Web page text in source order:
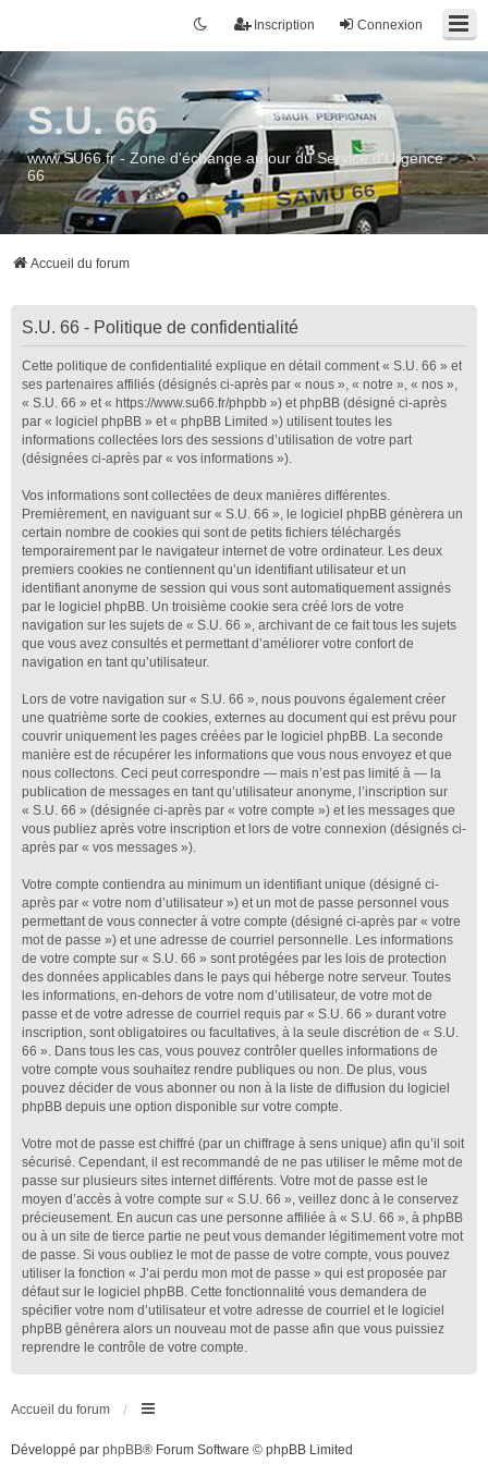
Connexion
Inscription
S.U. 66
www.SU66.fr - Zone d'échange autour du Service d'Urgence
66
Accueil du forum
S.U. 66 - Politique de confidentialité
Cette politique de confidentialité explique en détail comment « S.U. 66 » et
ses partenaires affiliés (désignés ci-après par « nous », « notre », « nos »,
« S.U. 66 » et « https://www.su66.fr/phpbb ») et phpBB (désigné ci-après
par « logiciel phpBB » et « phpBB Limited ») utilisent toutes les
informations collectées lors des sessions d’utilisation de votre part
(désignées ci-après par « vos informations »).
Vos informations sont collectées de deux manières différentes.
Premièrement, en naviguant sur « S.U. 66 », le logiciel phpBB génèrera un
certain nombre de cookies qui sont de petits fichiers téléchargés
temporairement par le navigateur internet de votre ordinateur. Les deux
premiers cookies ne contiennent qu’un identifiant utilisateur et un
identifiant anonyme de session qui vous sont automatiquement assignés
par le logiciel phpBB. Un troisième cookie sera créé lors de votre
navigation sur les sujets de « S.U. 66 », archivant de ce fait tous les sujets
que vous avez consultés et permettant d’améliorer votre confort de
navigation en tant qu’utilisateur.
Lors de votre navigation sur « S.U. 66 », nous pouvons également créer
une quatrième sorte de cookies, externes au document qui est prévu pour
couvrir uniquement les pages créées par le logiciel phpBB. La seconde
manière est de récupérer les informations que vous nous envoyez et que
nous collectons. Ceci peut correspondre — mais n’est pas limité à — la
publication de messages en tant qu’utilisateur anonyme, l’inscription sur
« S.U. 66 » (désignée ci-après par « votre compte ») et les messages que
vous publiez après votre inscription et lors de votre connexion (désignés ci-
après par « vos messages »).
Votre compte contiendra au minimum un identifiant unique (désigné ci-
après par « votre nom d’utilisateur ») et un mot de passe personnel vous
permettant de vous connecter à votre compte (désigné ci-après par « votre
mot de passe ») et une adresse de courriel personnelle. Les informations
de votre compte sur « S.U. 66 » sont protégées par les lois de protection
des données applicables dans le pays qui héberge notre serveur. Toutes
les informations, en-dehors de votre nom d’utilisateur, de votre mot de
passe et de votre adresse de courriel requis par « S.U. 66 » durant votre
inscription, sont obligatoires ou facultatives, à la seule discrétion de « S.U.
66 ». Dans tous les cas, vous pouvez contrôler quelles informations de
votre compte vous souhaitez rendre publiques ou non. De plus, vous
pouvez décider de vous abonner ou non à la liste de diffusion du logiciel
phpBB depuis une option disponible sur votre compte.
Votre mot de passe est chiffré (par un chiffrage à sens unique) afin qu’il soit
sécurisé. Cependant, il est recommandé de ne pas utiliser le même mot de
passe sur plusieurs sites internet différents. Votre mot de passe est le
moyen d’accès à votre compte sur « S.U. 66 », veillez donc à le conservez
précieusement. En aucun cas une personne affiliée à « S.U. 66 », à phpBB
ou à un site de tierce partie ne peut vous demander légitimement votre mot
de passe. Si vous oubliez le mot de passe de votre compte, vous pouvez
utiliser la fonction « J’ai perdu mon mot de passe » qui est proposée par
défaut sur le logiciel phpBB. Cette fonctionnalité vous demandera de
spécifier votre nom d’utilisateur et votre adresse de courriel et le logiciel
phpBB générera alors un nouveau mot de passe afin que vous puissiez
reprendre le contrôle de votre compte.
Accueil du forum
Développé par phpBB® Forum Software © phpBB Limited